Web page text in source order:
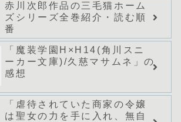
赤川次郎作品の三毛猫ホーム
ズシリーズ全巻紹介・読む順
番
「魔装学園H×H14(角川スニ
ーカー文庫)/久慈マサムネ」の
感想
「虐待されていた商家の令嬢
は聖女の力を手に入れ、無自